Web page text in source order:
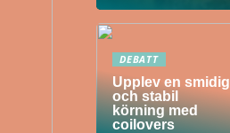
DEBATT
Upplev en smidig
och stabil
körning med
coilovers